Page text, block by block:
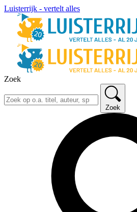
Luisterrijk - vertelt alles
Zoek
Zoek